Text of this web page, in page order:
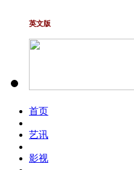
英文版
首页
艺讯
影视